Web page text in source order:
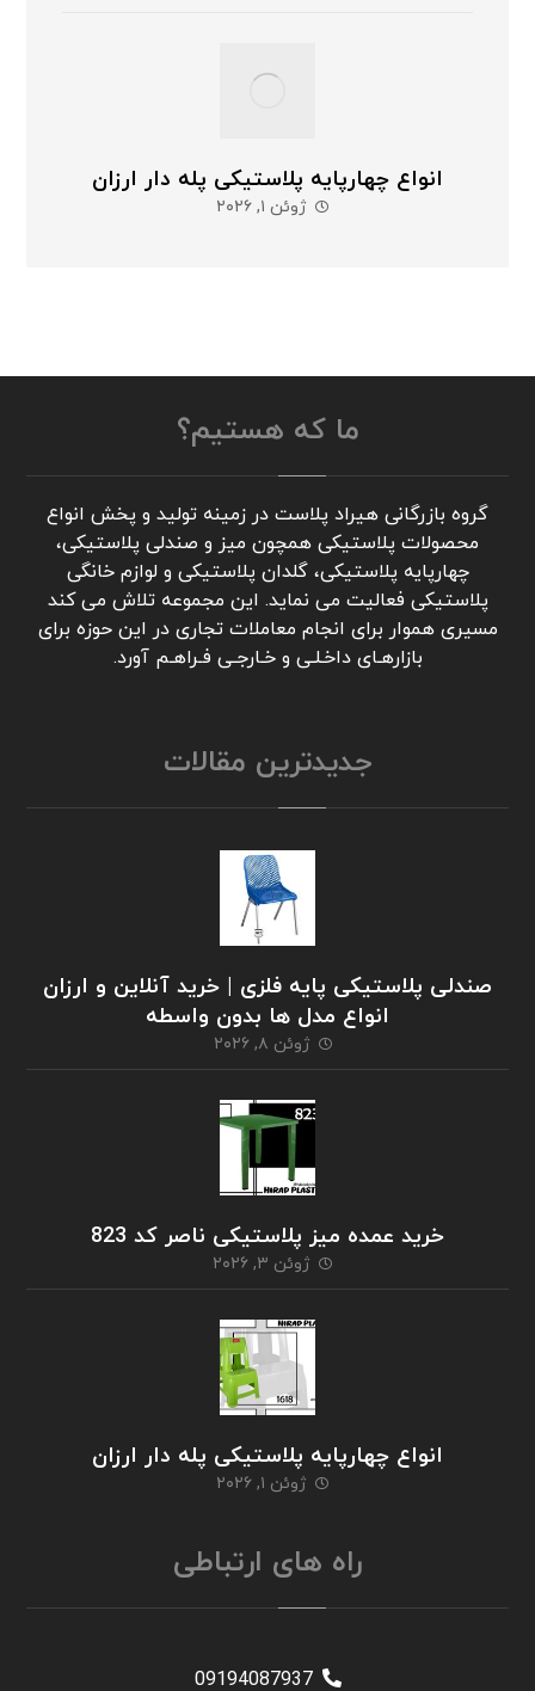
انواع چهارپایه پلاستیکی پله دار ارزان
ژوئن ۱, ۲۰۲۶
ما که هستیم؟
گروه بازرگانی هیراد پلاست در زمینه تولید و پخش انواع
محصولات پلاستیکی همچون میز و صندلی پلاستیکی،
چهارپایه پلاستیکی، گلدان پلاستیکی و لوازم خانگی
پلاستیکی فعالیت می نماید. این مجموعه تلاش می کند
مسیری هموار برای انجام معاملات تجاری در این حوزه برای
بازارهـای داخـلـی و خـارجـی فـراهـم آورد.
جدیدترین مقالات
صندلی پلاستیکی پایه فلزی | خرید آنلاین و ارزان
انواع مدل ها بدون واسطه
ژوئن ۸, ۲۰۲۶
خرید عمده میز پلاستیکی ناصر کد 823
ژوئن ۳, ۲۰۲۶
انواع چهارپایه پلاستیکی پله دار ارزان
ژوئن ۱, ۲۰۲۶
راه های ارتباطی
09194087937